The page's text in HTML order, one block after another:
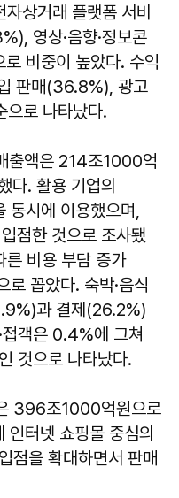
상거래 플랫폼 서비
영상·음향·정보콘
비중이 높았다. 수익
판매(36.8%), 광고
로 나타났다.
출액은 214조1000억
다. 활용 기업의
동시에 이용했으며,
점한 것으로 조사됐
른 비용 부담 증가
꼽았다. 숙박·음식
과 결제(26.2%)
접객은 0.4%에 그쳐
것으로 나타났다.
396조1000억원으로
터넷 쇼핑몰 중심의
점을 확대하면서 판매